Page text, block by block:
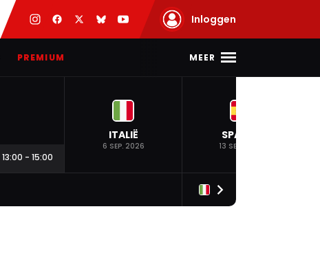
Inloggen
PREMIUM MEER
13:00 - 15:00
ITALIË
6 SEP. 2026
SPANJE
13 SEP. 2026